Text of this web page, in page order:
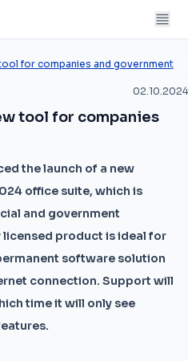
for companies and government
02.10.2024
tool for companies
the launch of a new
office suite, which is
and government
product is ideal for
software solution
connection. Support will
time it will only see